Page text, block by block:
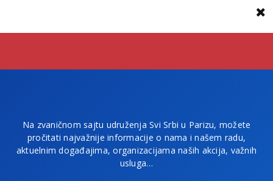
Na zvaničnom sajtu udruženja Svi Srbi u Parizu, možete
pročitati najvažnije informacije o nama i našem radu,
aktuelnim događajima, organizacijama naših akcija, važnih
usluga…